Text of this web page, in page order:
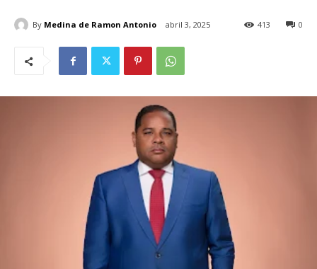
By Medina de Ramon Antonio abril 3, 2025 0
413